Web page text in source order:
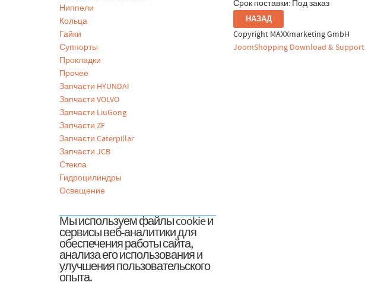
Ниппели
Кольца
Гайки
Суппорты
Прокладки
Прочее
Запчасти HYUNDAI
Запчасти VOLVO
Запчасти LiuGong
Запчасти ZF
Запчасти Caterpillar
Запчасти JCB
Стекла
Гидроцилиндры
Освещение
Мы используем файлы cookie и
сервисы веб-аналитики для
обеспечения работы сайта,
анализа его использования и
улучшения пользовательского
опыта.
Срок поставки: Под заказ
Copyright MAXXmarketing GmbH
JoomShopping Download & Support